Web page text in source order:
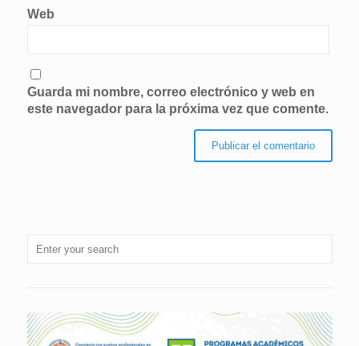
Web
Guarda mi nombre, correo electrónico y web en
este navegador para la próxima vez que comente.